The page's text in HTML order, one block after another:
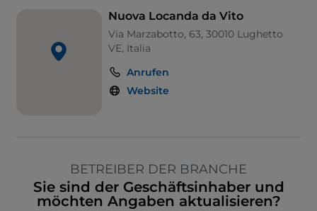
Nuova Locanda da Vito
Via Marzabotto, 63, 30010 Lughetto
VE, Italia
Anrufen
Website
BETREIBER DER BRANCHE
Sie sind der Geschäftsinhaber und
möchten Angaben aktualisieren?